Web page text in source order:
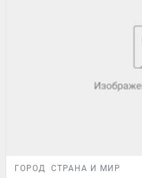
ГОРОД СТРАНА И МИР